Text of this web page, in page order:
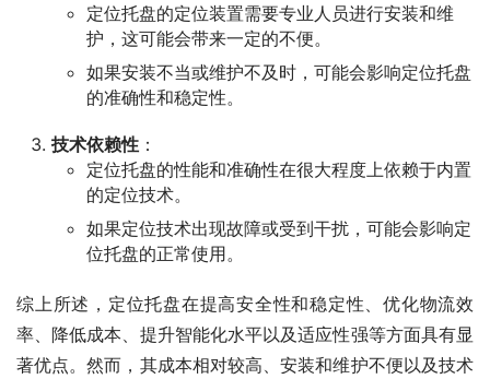
定位托盘的定位装置需要专业人员进行安装和维
护，这可能会带来一定的不便。
如果安装不当或维护不及时，可能会影响定位托盘
的准确性和稳定性。
技术依赖性 ：
定位托盘的性能和准确性在很大程度上依赖于内置
的定位技术。
如果定位技术出现故障或受到干扰，可能会影响定
位托盘的正常使用。
综上所述，定位托盘在提高安全性和稳定性、优化物流效
率、降低成本、提升智能化水平以及适应性强等方面具有显
著优点。然而，其成本相对较高、安装和维护不便以及技术